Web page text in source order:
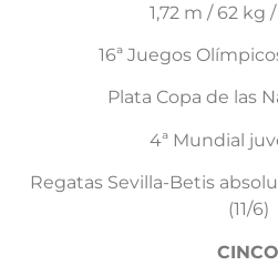
1,72 m / 62 kg
16ª Juegos
Plata Copa de las
4ª Mundial
Regatas Sevilla-Betis
(11/6)
CINCO